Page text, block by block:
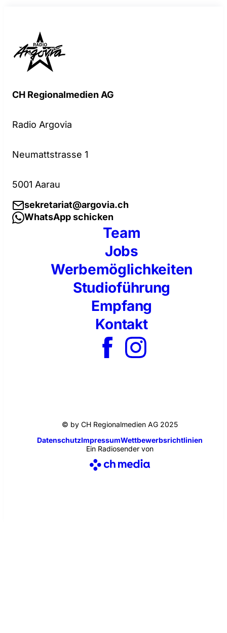
CH Regionalmedien AG
Radio Argovia
Neumattstrasse 1
5001 Aarau
sekretariat@argovia.ch
WhatsApp schicken
Team
Jobs
Werbemöglichkeiten
Studioführung
Empfang
Kontakt
© by CH Regionalmedien AG 2025
DatenschutzImpressumWettbewerbsrichtlinien
Ein Radiosender von